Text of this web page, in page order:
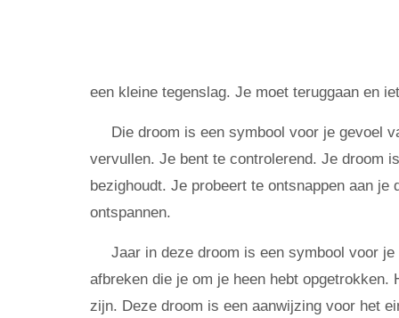
een kleine tegenslag. Je moet teruggaan en
Die droom is een symbool voor je gevoel
vervullen. Je bent te controlerend. Je droom
bezighoudt. Je probeert te ontsnappen aan
ontspannen.
Jaar in deze droom is een symbool voor
afbreken die je om je heen hebt
zijn. Deze droom is een aanwijzing voor het